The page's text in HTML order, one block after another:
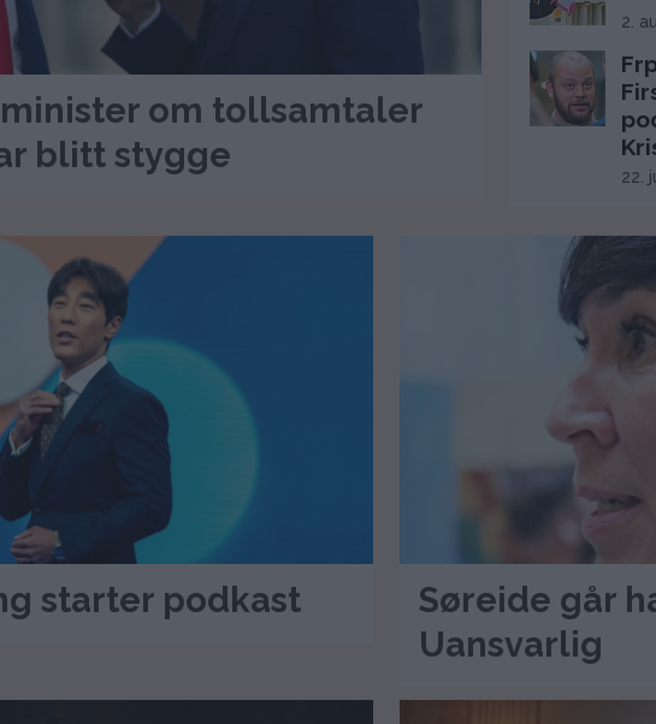
om tollsamtaler
blitt stygge
2.
22.
starter podkast
Søreide går
Uansvarlig